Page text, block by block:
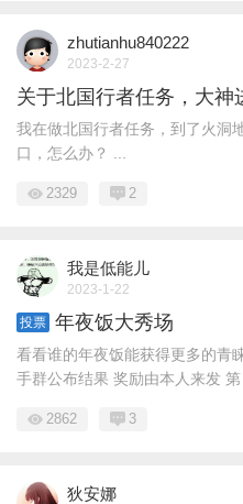
zhutianhu840222
2023-2-27
关于北国行者任务，大神
我在做北国行者任务，到了火洞
口，怎么办？ ...
2329 2
我是低能儿
2023-1-22
投票 年夜饭大秀场
看看谁的年夜饭能获得更多的青
手群公布结果 奖励由本人来发 第
2862 3
狄安娜